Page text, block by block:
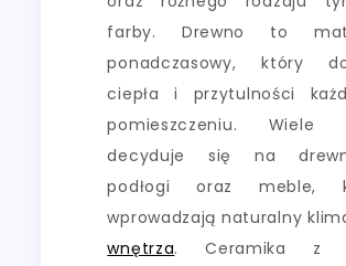
farby. Drewno to
ponadczasowy, który
ciepła i przytulności
pomieszczeniu. Wiele
decyduje się na
podłogi oraz meble,
wprowadzają naturalny
wnętrza. Ceramika z